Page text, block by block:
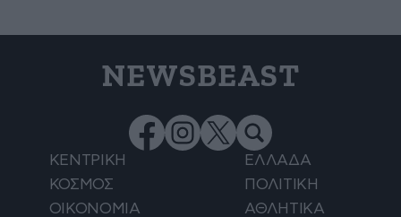
NEWSBEAST
ΚΕΝΤΡΙΚΗ
ΕΛΛΑΔΑ
ΚΟΣΜΟΣ
ΠΟΛΙΤΙΚΗ
ΟΙΚΟΝΟΜΙΑ
ΑΘΛΗΤΙΚΑ